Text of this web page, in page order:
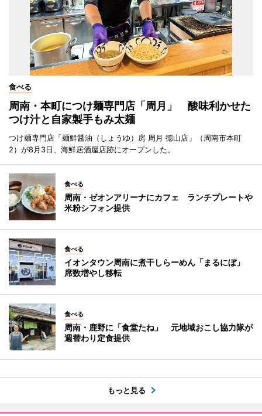
食べる
周南・本町につけ麺専門店「周月」 酸味利かせた
つけ汁と自家製手もみ太麺
つけ麺専門店「麺鮮醤油（しょうゆ）房 周月 徳山店」（周南市本町
2）が8月3日、海鮮居酒屋店跡にオープンした。
食べる
周南・ゼオンアリーナにカフェ ランチプレートや
米粉シフォン提供
食べる
イオンタウン周南に煮干しらーめん「まるにぼ」
席数増やし移転
食べる
周南・鹿野に「食堂たね」 元地域おこし協力隊が
週替わり定食提供
もっと見る